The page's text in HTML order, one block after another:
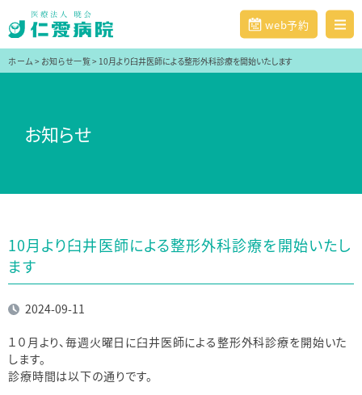
web予約
ホーム > お知らせ一覧> 10月より臼井医師による整形外科診療を開始いたします
お知らせ
10月より臼井医師による整形外科診療を開始いたし
ます
2024-09-11
１０月より、毎週火曜日に臼井医師による整形外科診療を開始いた
します。
診療時間は以下の通りです。